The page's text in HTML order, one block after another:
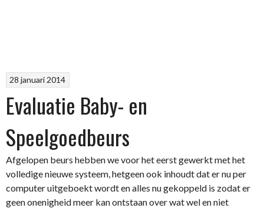
28 januari 2014
Evaluatie Baby- en
Speelgoedbeurs
Afgelopen beurs hebben we voor het eerst gewerkt met het
volledige nieuwe systeem, hetgeen ook inhoudt dat er nu per
computer uitgeboekt wordt en alles nu gekoppeld is zodat er
geen onenigheid meer kan ontstaan over wat wel en niet